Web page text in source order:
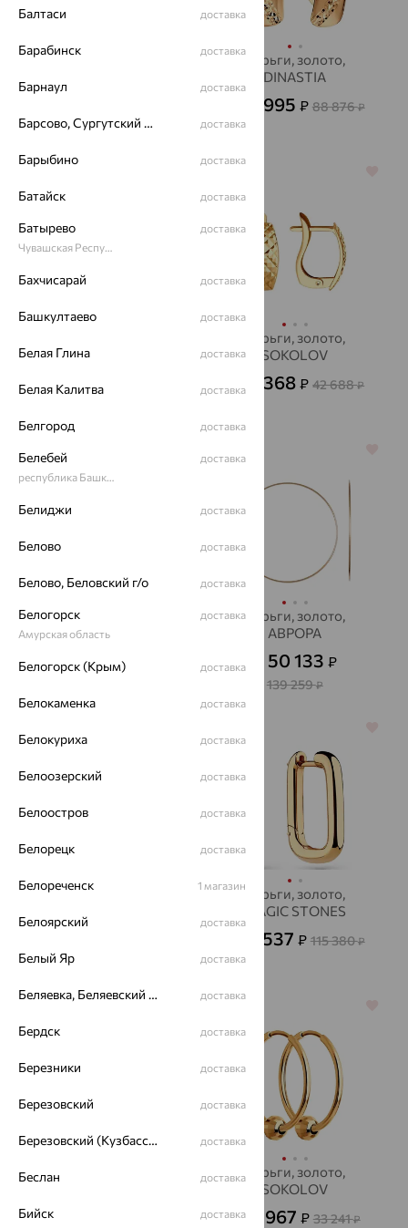
Серьги, золото,
Серьги, золото,
DINASTIA
31 995 ₽ 88 876₽
SOKOLOV
от 76 839
Серьги, золото,
SOKOLOV
15 368₽ 42 688₽
64%
Серьги, золото,
SOKOLOV
от 28 594₽
Серьги, золото,
АВРОРА
50 133₽
139 259₽
Серьги, золото,
Серьги, золото,
MAGIC STONES
41 537 ₽ 115 380₽
Серьги, золото,
от 14 738
Серьги, золото,
SOKOLOV
от 11 967 ₽ 33 241₽
Балтаси доставка
Барабинск доставка
Барнаул доставка
Барсово, Сургутский район доставка
Барыбино доставка
Батайск доставка
Батырево
Чувашская Республика - Чувашия
доставка
Бахчисарай доставка
Башкултаево доставка
Белая Глина доставка
Белая Калитва доставка
Белгород доставка
Белебей
республика Башкортостан
доставка
Белиджи доставка
Белово доставка
Белово, Беловский г/о доставка
Белогорск
Амурская область
доставка
Белогорск (Крым) доставка
Белокаменка доставка
Белокуриха доставка
Белоозерский доставка
Белоостров доставка
Белорецк доставка
Белореченск 1 магазин
Белоярский доставка
Белый Яр доставка
Беляевка, Беляевский р-он доставка
Бердск доставка
Березники доставка
Березовский доставка
Березовский (Кузбасс), Берёзовский г/о доставка
Беслан доставка
Бийск доставка